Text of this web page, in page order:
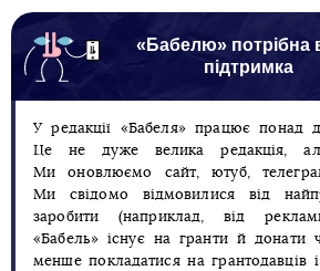
«Бабелю» потрібна
підтримка
У редакції «Бабеля» працює понад
Це не дуже велика редакція,
Ми оновлюємо сайт, ютуб,
Ми свідомо відмовилися від
заробити (наприклад, від
«Бабель» існує на гранти й донати
менше покладатися на